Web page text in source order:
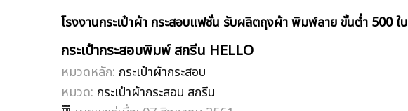
โรงงานกระเป๋าผ้า กระสอบแฟชั่น รับผลิตถุงผ้า พิมพ์ลาย ขั้นต่ำ 500 ใบ
กระเป๋ากระสอบพิมพ์ สกรีน HELLO
หมวดหลัก: กระเป๋าผ้ากระสอบ
หมวด: กระเป๋าผ้ากระสอบ สกรีน